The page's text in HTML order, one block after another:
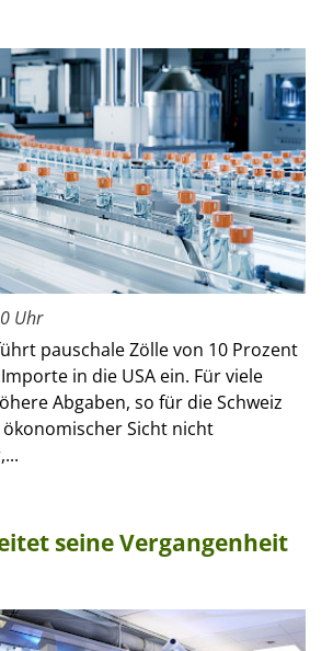
Uhr
pauschale Zölle von 10 Prozent
in die USA ein. Für viele
Abgaben, so für die Schweiz
Sicht nicht
seine Vergangenheit